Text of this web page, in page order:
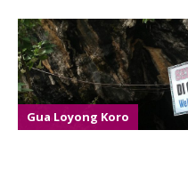
Gua Loyong Koro